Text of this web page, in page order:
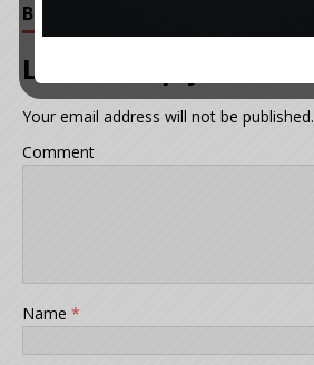
BE THE FIRST TO COMMENT
Leave a Reply
Your email address will not be published.
Comment
Name *